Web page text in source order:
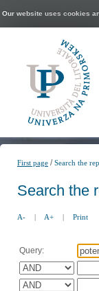
Our website uses cookies
First page /Search the
Search the
A- | A+ | Print
Query: